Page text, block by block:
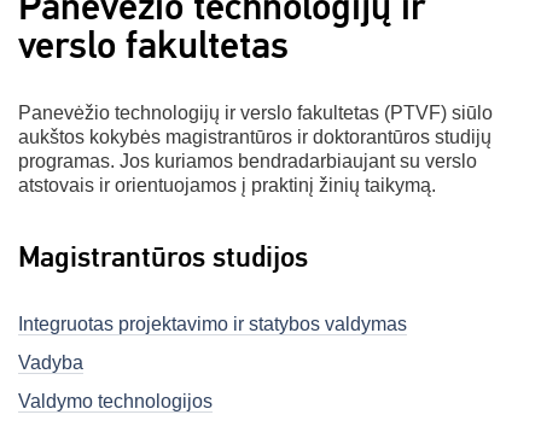
verslo fakultetas
Panevėžio technologijų ir verslo fakultetas (PTVF) siūlo
aukštos kokybės magistrantūros ir doktorantūros studijų
programas. Jos kuriamos bendradarbiaujant su verslo
atstovais ir orientuojamos į praktinį žinių taikymą.
Magistrantūros studijos
Integruotas projektavimo ir statybos valdymas
Vadyba
Valdymo technologijos